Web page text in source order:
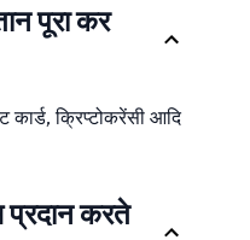
पूरा कर
कार्ड, क्रिप्टोकरेंसी आदि
करते